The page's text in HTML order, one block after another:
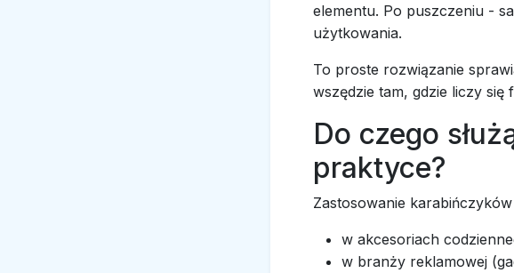
elementu. Po puszczeniu -
użytkowania.
To proste rozwiązanie
wszędzie tam, gdzie liczy się
Do czego
praktyce?
Zastosowanie
w akcesoriach
w branży reklamowej